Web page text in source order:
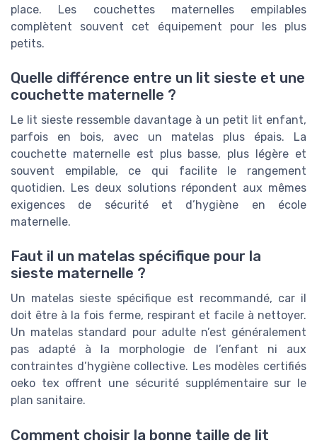
place. Les couchettes maternelles empilables
complètent souvent cet équipement pour les plus
petits.
Quelle différence entre un lit sieste et une
couchette maternelle ?
Le lit sieste ressemble davantage à un petit lit enfant,
parfois en bois, avec un matelas plus épais. La
couchette maternelle est plus basse, plus légère et
souvent empilable, ce qui facilite le rangement
quotidien. Les deux solutions répondent aux mêmes
exigences de sécurité et d’hygiène en école
maternelle.
Faut il un matelas spécifique pour la
sieste maternelle ?
Un matelas sieste spécifique est recommandé, car il
doit être à la fois ferme, respirant et facile à nettoyer.
Un matelas standard pour adulte n’est généralement
pas adapté à la morphologie de l’enfant ni aux
contraintes d’hygiène collective. Les modèles certifiés
oeko tex offrent une sécurité supplémentaire sur le
plan sanitaire.
Comment choisir la bonne taille de lit